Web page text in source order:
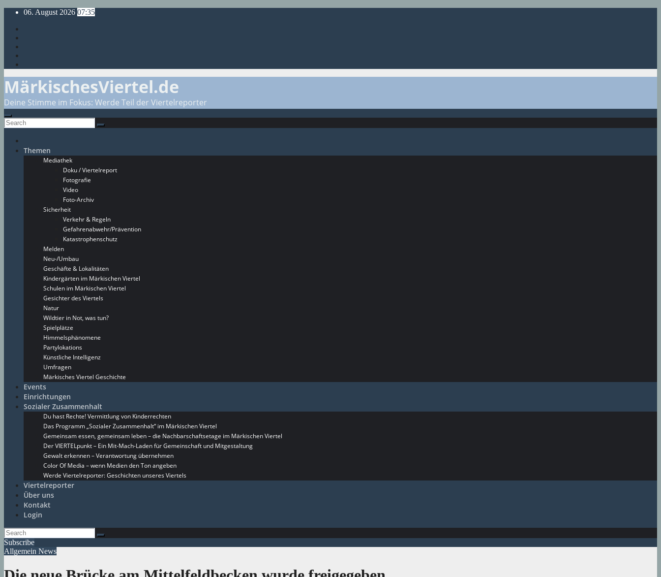
Skip
content
06. August 2026 07:35
MärkischesViertel.de
Deine Stimme im Fokus: Werde Teil der Viertelreporter
Themen
Mediathek
Doku / Viertelreport
Fotografie
Video
Foto-Archiv
Sicherheit
Verkehr & Regeln
Gefahrenabwehr/Prävention
Katastrophenschutz
Melden
Neu-/Umbau
Geschäfte & Lokalitäten
Kindergärten im Märkischen Viertel
Schulen im Märkischen Viertel
Gesichter des Viertels
Natur
Wildtier in Not, was tun?
Spielplätze
Himmelsphänomene
Partylokations
Künstliche Intelligenz
Umfragen
Märkisches Viertel Geschichte
Events
Einrichtungen
Sozialer Zusammenhalt
Du hast Rechte! Vermittlung von Kinderrechten
Das Programm „Sozialer Zusammenhalt“ im Märkischen Viertel
Gemeinsam essen, gemeinsam leben – die Nachbarschaftsetage im Märkischen Viertel
Der VIERTELpunkt – Ein Mit-Mach-Laden für Gemeinschaft und Mitgestaltung
Gewalt erkennen – Verantwortung übernehmen
Color Of Media – wenn Medien den Ton angeben
Werde Viertelreporter: Geschichten unseres Viertels
Viertelreporter
Über uns
Kontakt
Login
Subscribe
Allgemein News